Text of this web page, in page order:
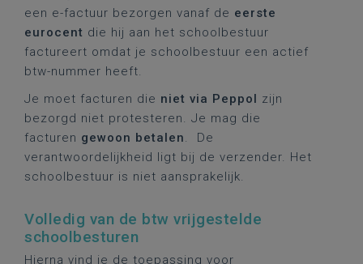
een e-factuur bezorgen vanaf de eerste
eurocent die hij aan het schoolbestuur
factureert omdat je schoolbestuur een actief
btw-nummer heeft.
Je moet facturen die niet via Peppol zijn
bezorgd niet protesteren. Je mag die
facturen gewoon betalen. De
verantwoordelijkheid ligt bij de verzender. Het
schoolbestuur is niet aansprakelijk.
Volledig van de btw vrijgestelde
schoolbesturen
Hierna vind je de toepassing voor